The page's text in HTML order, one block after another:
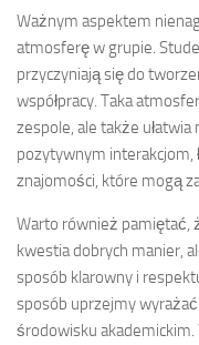
Ważnym aspektem
atmosferę w grupie.
przyczyniają się do
współpracy. Taka
zespole, ale także
pozytywnym interakcjom,
znajomości, które mogą
Warto również pamiętać,
kwestia dobrych manier,
sposób klarowny i
sposób uprzejmy
środowisku akademickim.